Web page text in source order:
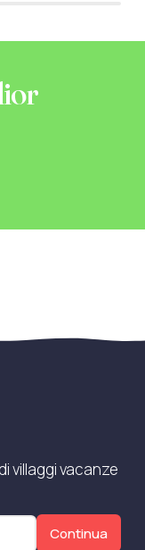
villaggi vacanze
Continua